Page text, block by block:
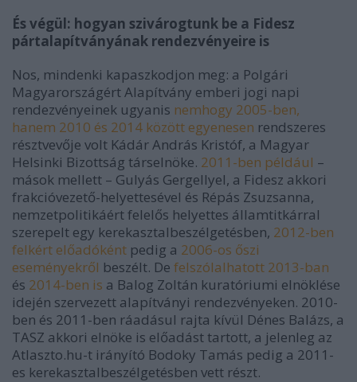
És végül: hogyan szivárogtunk be a Fidesz
pártalapítványának rendezvényeire is
Nos, mindenki kapaszkodjon meg: a Polgári
Magyarországért Alapítvány emberi jogi napi
rendezvényeinek ugyanis nemhogy 2005-ben,
hanem 2010 és 2014 között egyenesen rendszeres
résztvevője volt Kádár András Kristóf, a Magyar
Helsinki Bizottság társelnöke. 2011-ben például –
mások mellett – Gulyás Gergellyel, a Fidesz akkori
frakcióvezető-helyettesével és Répás Zsuzsanna,
nemzetpolitikáért felelős helyettes államtitkárral
szerepelt egy kerekasztalbeszélgetésben, 2012-ben
felkért előadóként pedig a 2006-os őszi
eseményekről beszélt. De felszólalhatott 2013-ban
és 2014-ben is a Balog Zoltán kuratóriumi elnöklése
idején szervezett alapítványi rendezvényeken. 2010-
ben és 2011-ben ráadásul rajta kívül Dénes Balázs, a
TASZ akkori elnöke is előadást tartott, a jelenleg az
Atlaszto.hu-t irányító Bodoky Tamás pedig a 2011-
es kerekasztalbeszélgetésben vett részt.